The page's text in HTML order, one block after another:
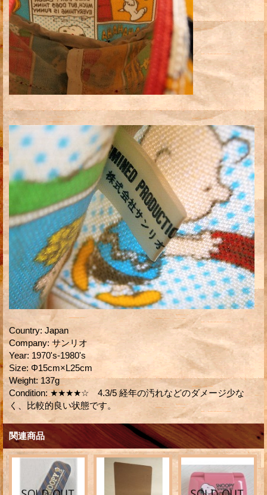
Country: Japan
Company: サンリオ
Year: 1970's-1980's
Size: Φ15cm×L25cm
Weight: 137g
Condition: ★★★★☆ 4.3/5 経年の汚れなどのダメージ少な
く、比較的良い状態です。
関連商品